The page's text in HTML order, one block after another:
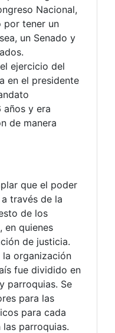
Nacional,
por tener un
un Senado y
ejercicio del
en el presidente
años y era
de manera
que el poder
través de la
de los
en quienes
de justicia.
organización
fue dividido en
parroquias. Se
para las
para cada
parroquias.